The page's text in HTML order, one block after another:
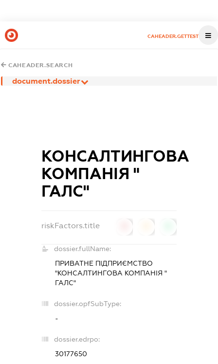
CAHEADER.GETTEST
CAHEADER.SEARCH
document.dossier
КОНСАЛТИНГОВА
КОМПАНІЯ "
ГАЛС"
riskFactors.title
dossier.fullName:
ПРИВАТНЕ ПІДПРИЄМСТВО
"КОНСАЛТИНГОВА КОМПАНІЯ "
ГАЛС"
dossier.opfSubType:
-
dossier.edrpo:
30177650